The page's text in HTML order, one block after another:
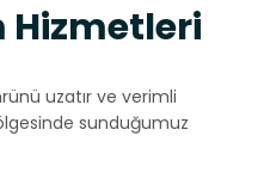
Hizmetleri
uzatır ve verimli
sunduğumuz